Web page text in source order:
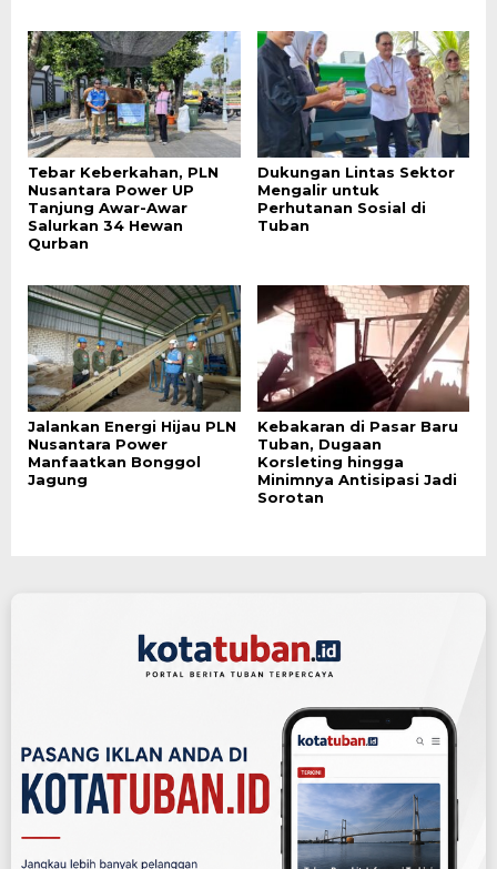
Tebar Keberkahan, PLN
Nusantara Power UP
Tanjung Awar-Awar
Salurkan 34 Hewan
Qurban
Dukungan Lintas Sektor
Mengalir untuk
Perhutanan Sosial di
Tuban
Jalankan Energi Hijau PLN
Nusantara Power
Manfaatkan Bonggol
Jagung
Kebakaran di Pasar Baru
Tuban, Dugaan
Korsleting hingga
Minimnya Antisipasi Jadi
Sorotan